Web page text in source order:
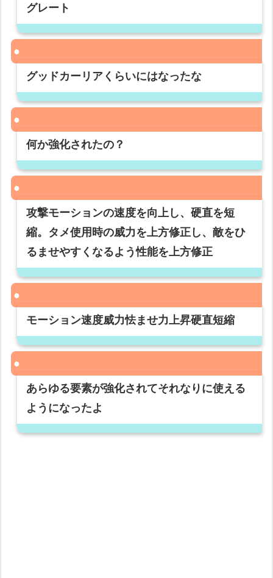
グレート
グッドカーリアくらいにはなったな
何か強化されたの？
攻撃モーションの速度を向上し、硬直を短
縮。タメ使用時の威力を上方修正し、敵をひ
るませやすくなるよう性能を上方修正
モーション速度威力怯ませ力上昇硬直短縮
あらゆる要素が強化されてそれなりに使える
ようになったよ